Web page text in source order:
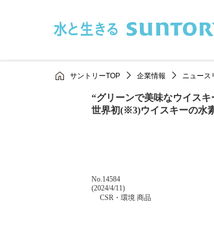
サントリーTOP 企業情報 ニュース
“グリーンで美味なウイスキ
世界初(※3)ウイスキーの水
掲載番号
No.14584
掲載日
(2024/4/11)
カテゴリー
CSR・環境 商品